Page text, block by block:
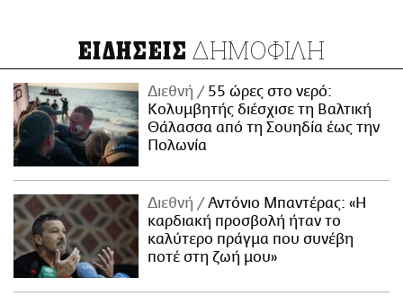
ΕΙΔΗΣΕΙΣ ΔΗΜΟΦΙΛΗ
Διεθνή
55 ώρες στο νερό:
Κολυμβητής διέσχισε τη Βαλτική
Θάλασσα από τη Σουηδία έως την
Πολωνία
Διεθνή
Αντόνιο Μπαντέρας: «Η
καρδιακή προσβολή ήταν το
καλύτερο πράγμα που συνέβη
ποτέ στη ζωή μου»